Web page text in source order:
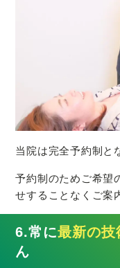
当院は完全予約制と
予約制のためご希望
せすることなくご案
6.常に最新の技
ん